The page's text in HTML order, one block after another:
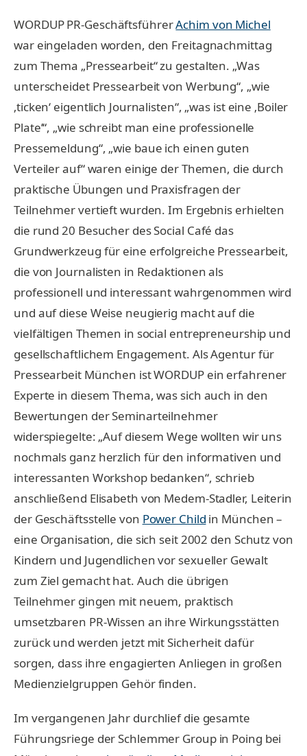
WORDUP PR-GeschäftsführerAchim von Michel
war eingeladen worden, den Freitagnachmittag
zum Thema „Pressearbeit“ zu gestalten. „Was
unterscheidet Pressearbeit von Werbung“, „wie
‚ticken‘ eigentlich Journalisten“, „was ist eine ‚Boiler
Plate’“, „wie schreibt man eine professionelle
Pressemeldung“, „wie baue ich einen guten
Verteiler auf“ waren einige der Themen, die durch
praktische Übungen und Praxisfragen der
Teilnehmer vertieft wurden. Im Ergebnis erhielten
die rund 20 Besucher des Social Café das
Grundwerkzeug für eine erfolgreiche Pressearbeit,
die von Journalisten in Redaktionen als
professionell und interessant wahrgenommen wird
und auf diese Weise neugierig macht auf die
vielfältigen Themen in social entrepreneurship und
gesellschaftlichem Engagement. Als Agentur für
Pressearbeit München ist WORDUP ein erfahrener
Experte in diesem Thema, was sich auch in den
Bewertungen der Seminarteilnehmer
widerspiegelte: „Auf diesem Wege wollten wir uns
nochmals ganz herzlich für den informativen und
interessanten Workshop bedanken“, schrieb
anschließend Elisabeth von Medem-Stadler, Leiterin
der Geschäftsstelle von Power Child in München –
eine Organisation, die sich seit 2002 den Schutz von
Kindern und Jugendlichen vor sexueller Gewalt
zum Ziel gemacht hat. Auch die übrigen
Teilnehmer gingen mit neuem, praktisch
umsetzbaren PR-Wissen an ihre Wirkungsstätten
zurück und werden jetzt mit Sicherheit dafür
sorgen, dass ihre engagierten Anliegen in großen
Medienzielgruppen Gehör finden.
Im vergangenen Jahr durchlief die gesamte
Führungsriege der Schlemmer Group in Poing bei